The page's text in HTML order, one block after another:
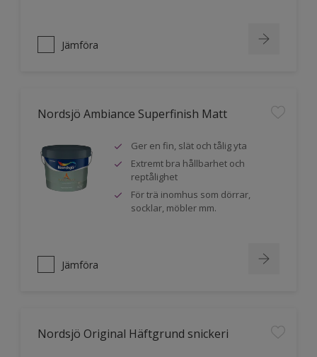
Jämföra
Nordsjö Ambiance Superfinish Matt
Ger en fin, slät och tålig yta
Extremt bra hållbarhet och
reptålighet
För trä inomhus som dörrar,
socklar, möbler mm.
Jämföra
Nordsjö Original Häftgrund snickeri